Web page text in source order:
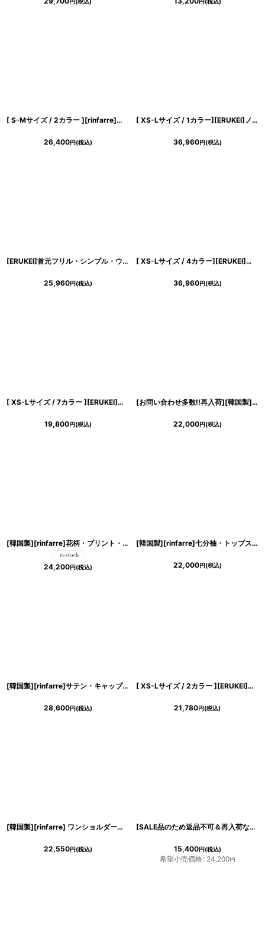
[ S-Mサイズ / 2カラー ][rinfarre]キャップスリーブ・ハイネック・ポケット・フレア・ミモレ丈・Aライン・ロングドレス・ワンピース[山崎みどり着用][送料無料]mybk
26,400円(税込)
[ XS-Lサイズ / 1カラー][ERUKEI]ノースリーブ・スパンコール×レース・Aライン・ハイウエスト・ロングドレス[山崎みどり着用]《送料＆代引き手数料無料》
36,960円(税込)
[ERUKEI]首元フリル・シンプル・ウエストマーク・マキシ・ノースリーブ・ロングドレス・Aライン・ワンピース[山崎みどり着用]《送料＆代引き手数料無料》
25,960円(税込)
[ XS-Lサイズ / 4カラー][ERUKEI]ベア・ジャガード・ゴールド・シルバー・ネイビー・ジャガード・花柄・Aライン・スピンドル・ロングドレス[山崎みどり着用][送料無料]mygl
36,960円(税込)
[ XS-Lサイズ / 7カラー ][ERUKEI]お花ビジュー・ハイウエスト・半袖・Aライン・フレア・ミニドレス・ワンピース[山崎みどり・黒木麗奈着用][送料無料]mywhbk
19,800円(税込)
[お問い合わせ多数!!再入荷][韓国製][rinfarre] フラワー総レース・五分袖・エレガンス・Vネック・タイト・ミディアムドレス・ワンピース[山崎みどり・薗田杏奈着用][送料無料]mylu
22,000円(税込)
[韓国製][rinfarre]花柄・プリント・ホルターネック・胸元プリーツ・マルチカラー・Aライン・ノースリーブ・ロングドレス・ワンピース[山崎みどり・奈月セナ着用][送料無料]《送料＆代引き手数料無料》mynv
24,200円(税込)
[韓国製][rinfarre]七分袖・トップスリボン・ブラック×ベージュ・リボンポイント・タイト・ミディアムドレス・ワンピース[山崎みどり着用]《送料＆代引き手数料無料》
22,000円(税込)
[韓国製][rinfarre]サテン・キャップスリーブ・ハートネック・ノースリーブ・マーメイドライン・ロングドレス・ワンピース[山崎みどり着用][送料無料]mybk
28,600円(税込)
[ XS-Lサイズ / 2カラー ][ERUKEI]バイカラー・サテン・シンプル・ハイネック・リボンベルト・ノースリーブ・タイト・ミニドレス・ワンピース[山崎みどり着用][送料無料] mywr
21,780円(税込)
[韓国製][rinfarre] ワンショルダー・ポイントレース・ミディアムドレス・タイト・ワンピース[山崎みどりちゃん着用] <<代引き手数料・送料無料>>myju
22,550円(税込)
[SALE品のため返品不可＆再入荷なしの現品限り][韓国製][rinfarre]総レース・マーメイドライン・ノースリーブ・バーガンディー・フレアヘム・ミディアムドレス・ワンピース[山崎みどり着用][送料無料]mybd
15,400円(税込)
希望小売価格: 24,200円